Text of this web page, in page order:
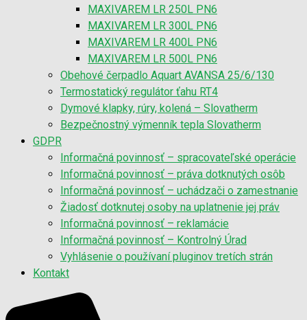
MAXIVAREM LR 250L PN6
MAXIVAREM LR 300L PN6
MAXIVAREM LR 400L PN6
MAXIVAREM LR 500L PN6
Obehové čerpadlo Aquart AVANSA 25/6/130
Termostatický regulátor ťahu RT4
Dymové klapky, rúry, kolená – Slovatherm
Bezpečnostný výmenník tepla Slovatherm
GDPR
Informačná povinnosť – spracovateľské operácie
Informačná povinnosť – práva dotknutých osôb
Informačná povinnosť – uchádzači o zamestnanie
Žiadosť dotknutej osoby na uplatnenie jej práv
Informačná povinnosť – reklamácie
Informačná povinnosť – Kontrolný Úrad
Vyhlásenie o používaní pluginov tretích strán
Kontakt